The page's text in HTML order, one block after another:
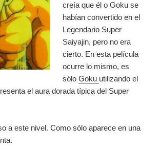
creía que él o Goku se
habían convertido en el
Legendario Super
Saiyajin, pero no era
cierto. En esta película
ocurre lo mismo, es
sóloGoku utilizando el
el aura dorada típica del Super
a este nivel. Como sólo aparece en una